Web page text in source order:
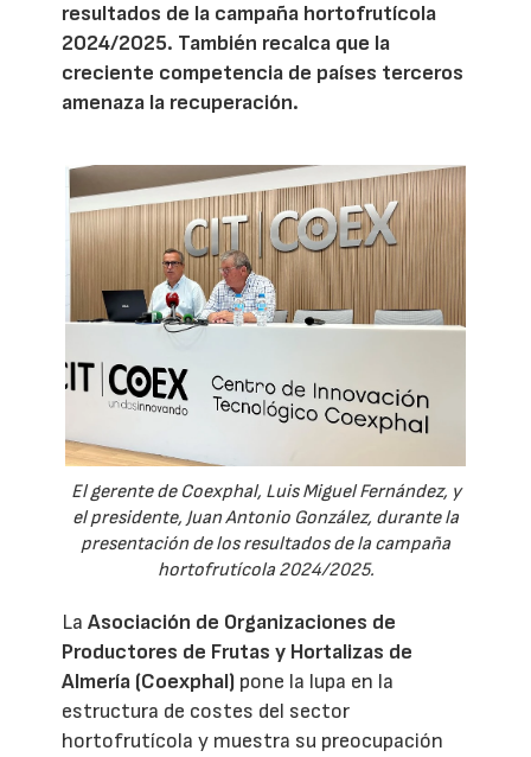
resultados de la campaña hortofrutícola
2024/2025. También recalca que la
creciente competencia de países terceros
amenaza la recuperación.
El gerente de Coexphal, Luis Miguel Fernández, y
el presidente, Juan Antonio González, durante la
presentación de los resultados de la campaña
hortofrutícola 2024/2025.
LaAsociación de Organizaciones de
Productores de Frutas y Hortalizas de
Almería (Coexphal) pone la lupa en la
estructura de costes del sector
hortofrutícola y muestra su preocupación